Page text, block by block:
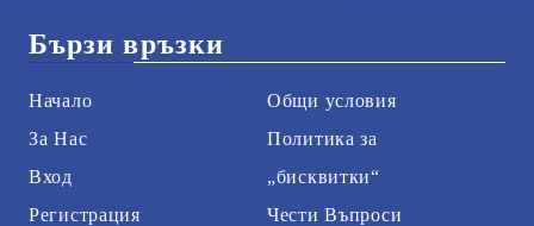
Бързи връзки
Начало
За Нас
Вход
Регистрация
Общи условия
Политика за
„бисквитки“
Чести Въпроси